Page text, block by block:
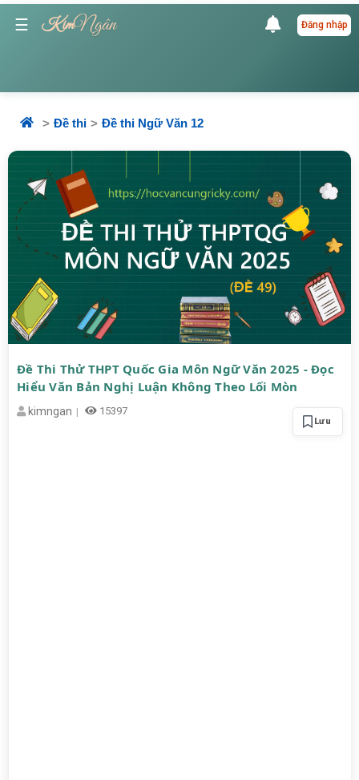
☰ KimNgân Đăng nhập
Đề thi Đề thi Ngữ Văn 12
Đề Thi Thử THPT Quốc Gia Môn Ngữ Văn 2025 - Đọc
Hiểu Văn Bản Nghị Luận Không Theo Lối Mòn
kimngan 15397
Lưu